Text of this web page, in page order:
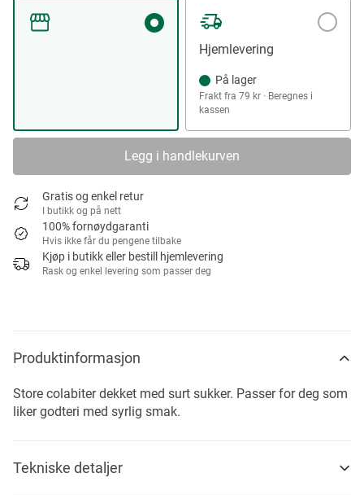
Hjemlevering
På lager
Frakt fra 79 kr · Beregnes i
kassen
Legg i handlekurven
Gratis og enkel retur
I butikk og på nett
100% fornøydgaranti
Hvis ikke får du pengene tilbake
Kjøp i butikk eller bestill hjemlevering
Rask og enkel levering som passer deg
Produktinformasjon
Store colabiter dekket med surt sukker. Passer for deg som
liker godteri med syrlig smak.
Tekniske detaljer